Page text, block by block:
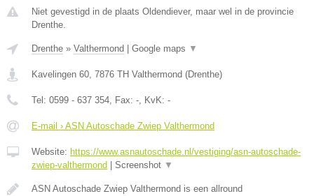
Niet gevestigd in de plaats Oldendiever, maar wel in de provincie
Drenthe.
Drenthe » Valthermond Google maps ▼
Kavelingen 60, 7876 TH Valthermond (Drenthe)
Tel: 0599 - 637 354, Fax: -, KvK: -
E-mail › ASN Autoschade Zwiep Valthermond
Website: https://www.asnautoschade.nl/vestiging/asn-autoschade-
zwiep-valthermond
Screenshot ▼
ASN Autoschade Zwiep Valthermond is een allround